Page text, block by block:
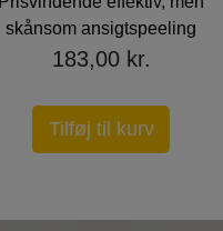
skånsom ansigtspeeling
183,00 kr.
Tilføj til kurv